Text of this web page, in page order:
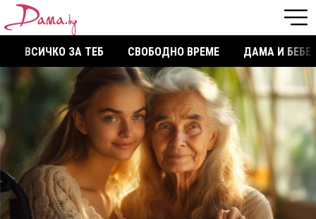
ВСИЧКО ЗА ТЕБ СВОБОДНО ВРЕМЕ ДАМА И БЕБЕ